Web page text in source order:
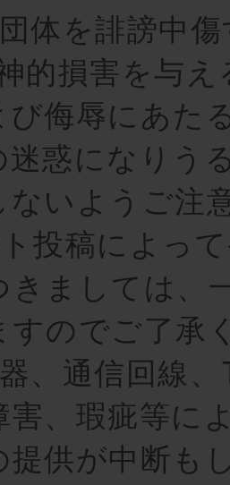
体を誹謗中
的損害を与
び侮辱にあた
迷惑になりう
ないようご注
投稿によっ
きましては、
すのでご了承
、通信回線
害、瑕疵等に
提供が中断も